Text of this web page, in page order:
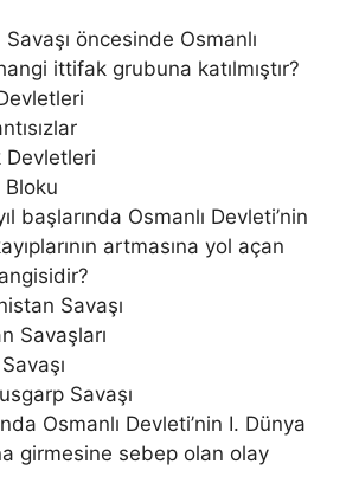
Savaşı öncesinde Osmanlı
ittifak grubuna katılmıştır?
Devletleri
Bloku
başlarında Osmanlı Devleti’nin
artmasına yol açan
Savaşı
Savaşları
Savaşı
Osmanlı Devleti’nin I. Dünya
girmesine sebep olan olay